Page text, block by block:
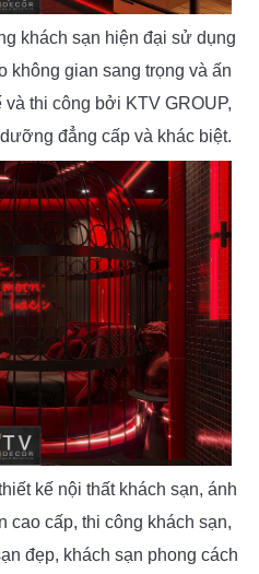
khách sạn hiện đại sử dụng
không gian sang trọng và ấn
thi công bởi KTV GROUP,
đẳng cấp và khác biệt.
kế nội thất khách sạn, ánh
cao cấp, thi công khách sạn,
đẹp, khách sạn phong cách